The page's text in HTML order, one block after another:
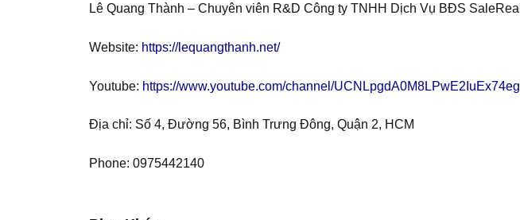
Lê Quang Thành – Chuyên viên R&D Công ty TNHH Dịch Vụ BĐS SaleReal
Website: https://lequangthanh.net/
Youtube: https://www.youtube.com/channel/UCNLpgdA0M8LPwE2IuEx74eg
Địa chỉ: Số 4, Đường 56, Bình Trưng Đông, Quận 2, HCM
Phone: 0975442140